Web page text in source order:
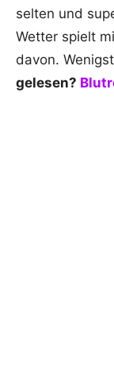
selten und
Wetter spielt
davon.
gelesen?